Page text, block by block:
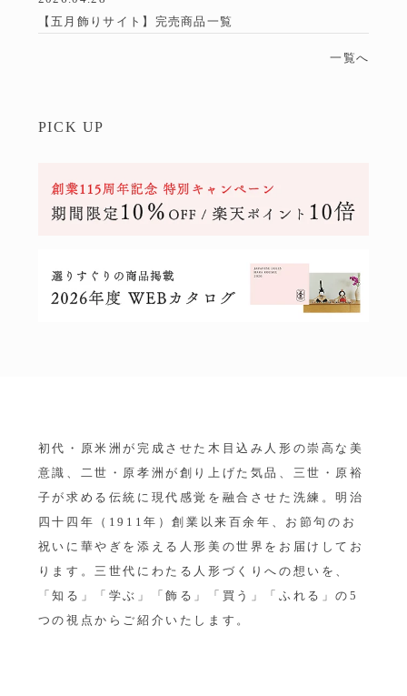
【五月飾りサイト】完売商品一覧
一覧へ
PICK UP
初代・原米洲が完成させた木目込み人形の崇高な美
意識、二世・原孝洲が創り上げた気品、三世・原裕
子が求める伝統に現代感覚を融合させた洗練。明治
四十四年（1911年）創業以来百余年、お節句のお
祝いに華やぎを添える人形美の世界をお届けしてお
ります。三世代にわたる人形づくりへの想いを、
「知る」「学ぶ」「飾る」「買う」「ふれる」の5
つの視点からご紹介いたします。